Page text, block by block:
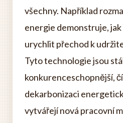
všechny. Například
energie demonstruje,
urychlit přechod k
Tyto technologie jsou
konkurenceschopnější,
dekarbonizaci
vytvářejí nová pracovní